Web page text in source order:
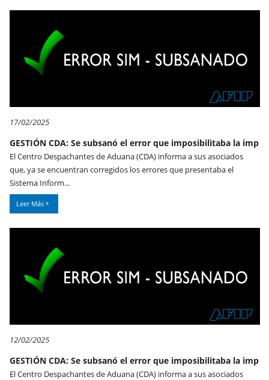
17/02/2025
GESTIÓN CDA: Se subsanó el error que imposibilitaba la imp
El Centro Despachantes de Aduana (CDA) informa a sus asociados
que, ya se encuentran corregidos los errores que presentaba el
Sistema Inform...
Leer Más
12/02/2025
GESTIÓN CDA: Se subsanó el error que imposibilitaba la imp
El Centro Despachantes de Aduana (CDA) informa a sus asociados